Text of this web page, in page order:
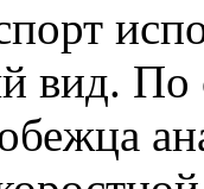
вид. По